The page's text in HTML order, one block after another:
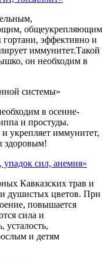
общеукрепляющим
эффективно и
иммунитет.Такой
он необходим в
системы»
в осенне-
и простуды.
укрепляет иммунитет,
здоровым!
упадок сил, анемия»
Кавказских трав и
и душистых цветов. При
повышается
сила и
усталость,
и детям